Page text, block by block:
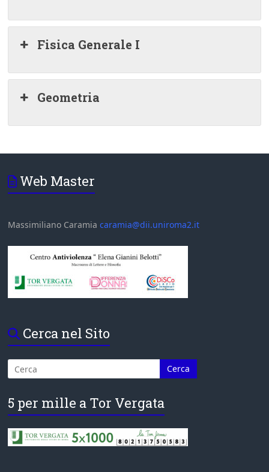
Fisica Generale I
Geometria
Web Master
Massimiliano Caramiacaramia@dii.uniroma2.it
Cerca nel Sito
5 per mille a Tor Vergata